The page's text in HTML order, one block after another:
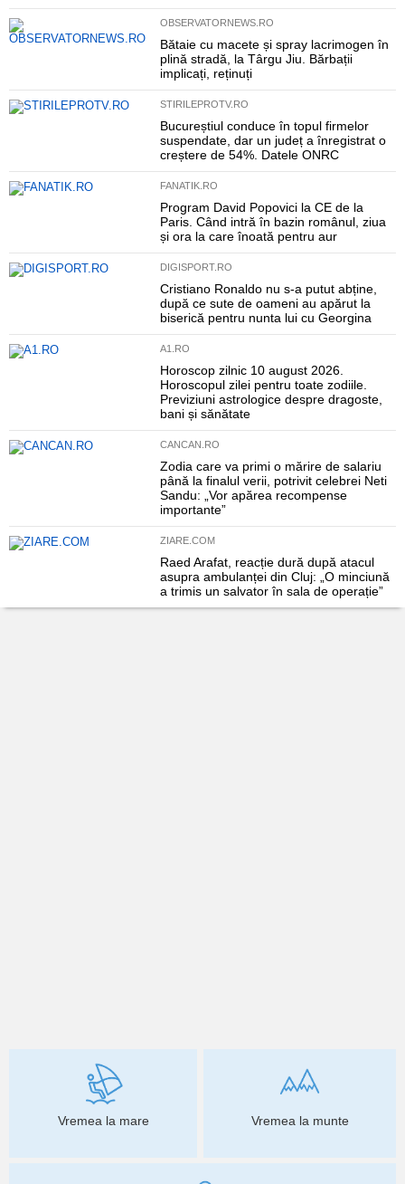
OBSERVATORNEWS.RO
Bătaie cu macete și spray lacrimogen în
plină stradă, la Târgu Jiu. Bărbații
implicați, reținuți
STIRILEPROTV.RO
Bucureștiul conduce în topul firmelor
suspendate, dar un județ a înregistrat o
creștere de 54%. Datele ONRC
FANATIK.RO
Program David Popovici la CE de la
Paris. Când intră în bazin românul, ziua
și ora la care înoată pentru aur
DIGISPORT.RO
Cristiano Ronaldo nu s-a putut abține,
după ce sute de oameni au apărut la
biserică pentru nunta lui cu Georgina
A1.RO
Horoscop zilnic 10 august 2026.
Horoscopul zilei pentru toate zodiile.
Previziuni astrologice despre dragoste,
bani și sănătate
CANCAN.RO
Zodia care va primi o mărire de salariu
până la finalul verii, potrivit celebrei Neti
Sandu: „Vor apărea recompense
importante”
ZIARE.COM
Raed Arafat, reacție dură după atacul
asupra ambulanței din Cluj: „O minciună
a trimis un salvator în sala de operație”
Vremea la mare Vremea la munte